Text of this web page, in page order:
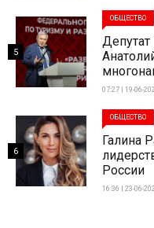
ОБЩЕСТВО
07:27 | 19-06-
5
ОБЩЕСТВО
Галина
России
16:36 | 23-06-
6